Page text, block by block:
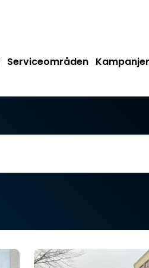
Serviceområden Kampanjer